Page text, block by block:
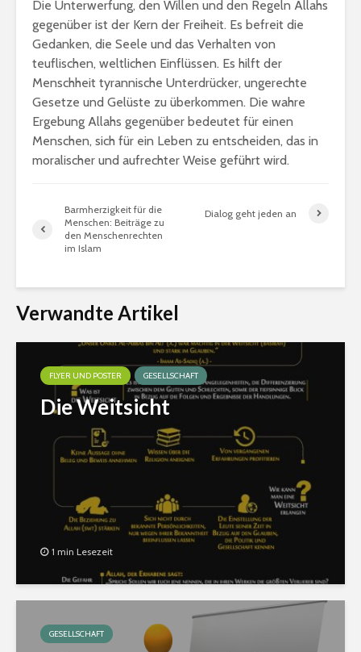
Die Unterwerfung, den Willen und den Regeln Allahs
gegenüber ist der Kern der Freiheit. Es befreit die
Gedanken, die Seele und das Verhalten von
teuflischen, weltlichen Einflüssen. Es hilft der
Menschheit tyrannische Unterdrücker, ungerechte
Gesetze und Gelüste zu überkommen. Die wahre
Ergebung Allahs gegenüber bedeutet für einen
Menschen, sich für ein Leben zu entscheiden, das in
moralischer und aufrechter Weise geführt wird.
Barmherzigkeit für die
Menschen: Beiträge zu
den Menschenrechten
im Islam
Dialog geht jeden an
Verwandte Artikel
FLYER UND POSTER GESELLSCHAFT
Die Weitsicht
1 min Lesezeit
GESELLSCHAFT